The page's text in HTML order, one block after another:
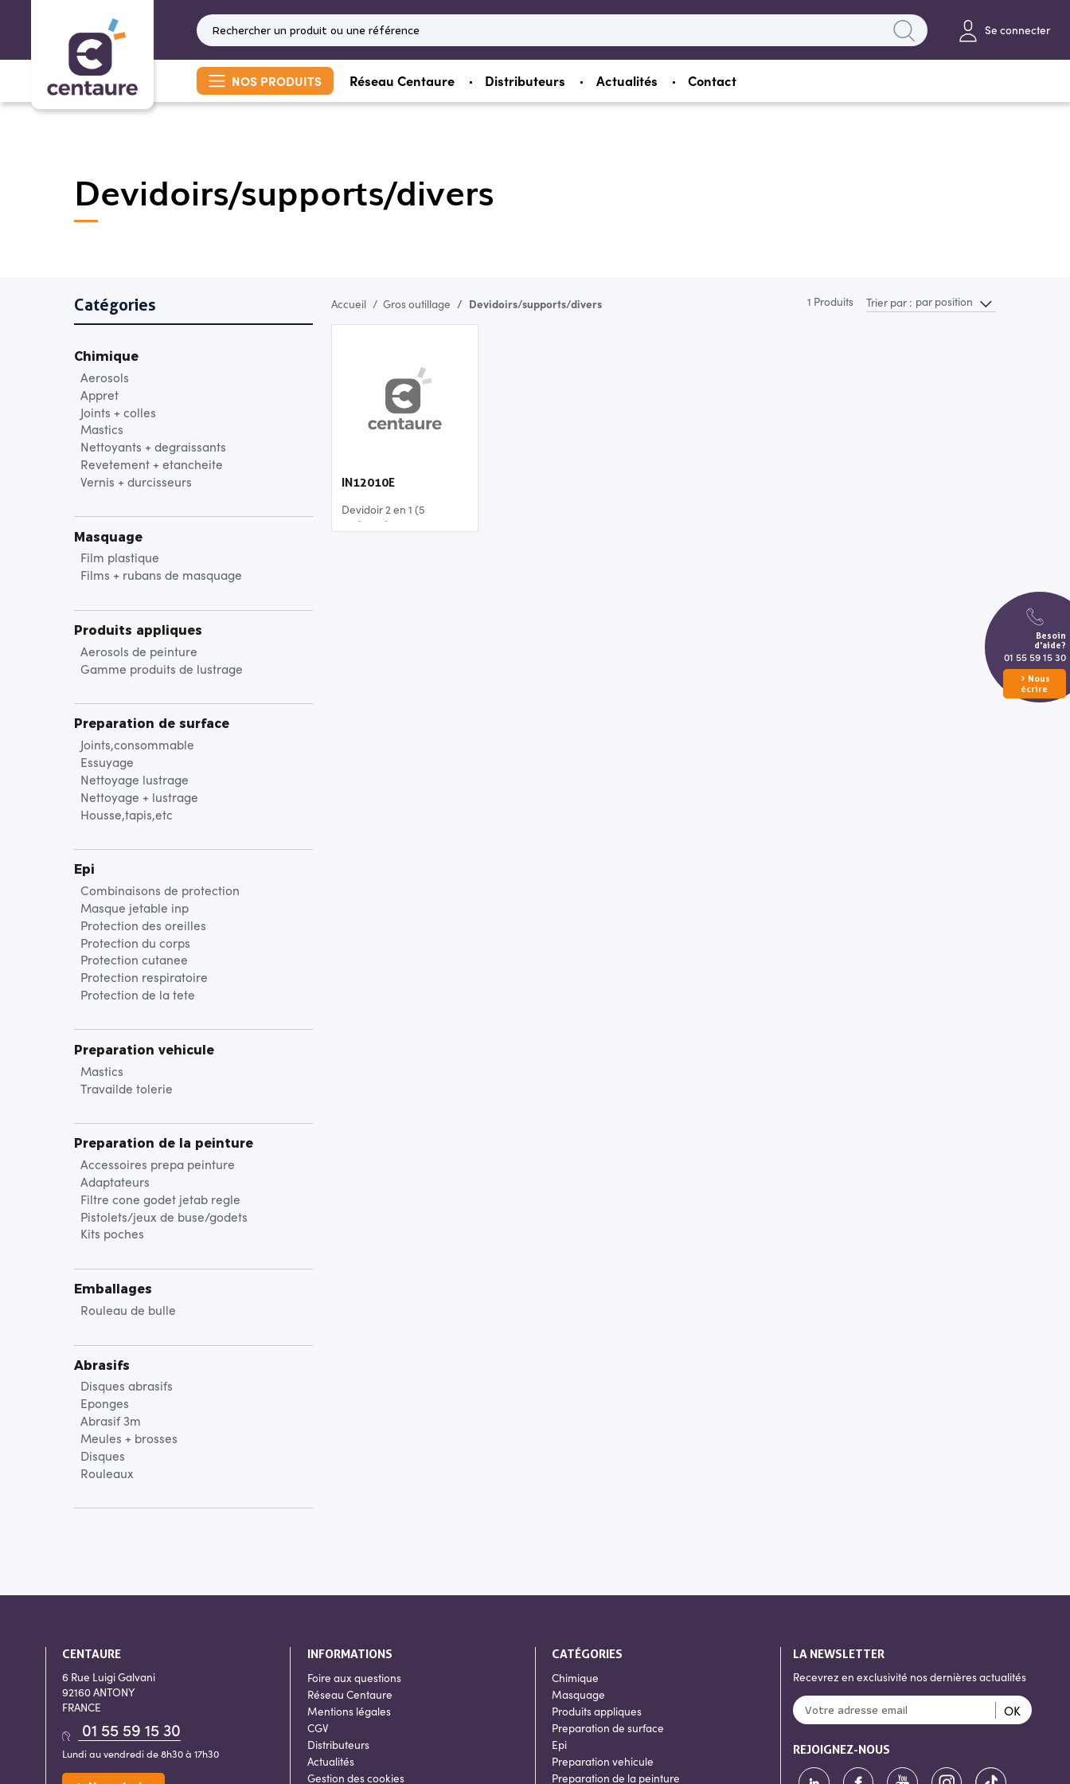
Se connecter
NOS PRODUITS Réseau Centaure Distributeurs Actualités Contact
Devidoirs/supports/divers
Catégories
Chimique
Aerosols
Appret
Joints + colles
Mastics
Nettoyants + degraissants
Revetement + etancheite
Vernis + durcisseurs
Masquage
Film plastique
Films + rubans de masquage
Produits appliques
Aerosols de peinture
Gamme produits de lustrage
Preparation de surface
Joints,consommable
Essuyage
Nettoyage lustrage
Nettoyage + lustrage
Housse,tapis,etc
Epi
Combinaisons de protection
Masque jetable inp
Protection des oreilles
Protection du corps
Protection cutanee
Protection respiratoire
Protection de la tete
Preparation vehicule
Mastics
Travailde tolerie
Preparation de la peinture
Accessoires prepa peinture
Adaptateurs
Filtre cone godet jetab regle
Pistolets/jeux de buse/godets
Kits poches
Emballages
Rouleau de bulle
Abrasifs
Disques abrasifs
Eponges
Abrasif 3m
Meules + brosses
Disques
Rouleaux
Accueil Gros outillage Devidoirs/supports/divers 1 Produits Trier par : par position
IN12010E
Devidoir 2 en 1 (5
rouleaux)
CENTAURE
6 Rue Luigi Galvani
92160 ANTONY
FRANCE
01 55 59 15 30
Lundi au vendredi de 8h30 à 17h30
INFORMATIONS
Foire aux questions
Réseau Centaure
Mentions légales
CGV
Distributeurs
Actualités
Gestion des cookies
CATÉGORIES
Chimique
Masquage
Produits appliques
Preparation de surface
Epi
Preparation vehicule
Preparation de la peinture
LA NEWSLETTER
Recevrez en exclusivité nos dernières actualités
OK
REJOIGNEZ-NOUS
Besoin
d'aide?
01 55 59 15 30
Nous
écrire